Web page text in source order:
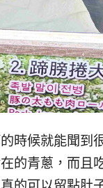
時候就能聞到
的青蔥，而且